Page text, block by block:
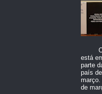
O
está
parte
país
de